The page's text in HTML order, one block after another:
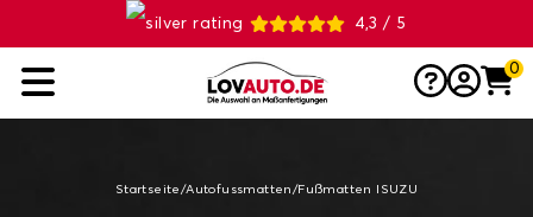
4,3 / 5
0
Startseite /Autofussmatten / Fußmatten ISUZU